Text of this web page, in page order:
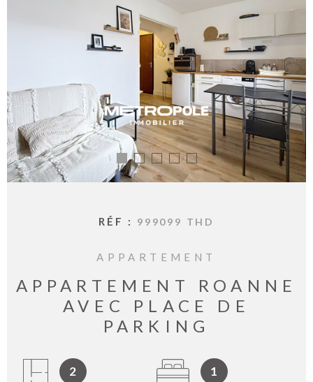
CHEZ
RÉF : 999099 THD
APPARTEMENT
APPARTEMENT ROANNE
AVEC PLACE DE
PARKING
2 1